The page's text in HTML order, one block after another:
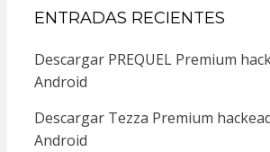
ENTRADAS RECIENTES
Descargar PREQUEL Premium
Android
Descargar Tezza Premium
Android